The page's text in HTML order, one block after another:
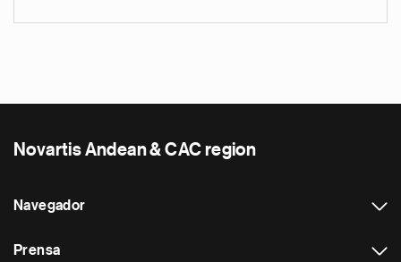
Novartis Andean & CAC region
Navegador
Prensa